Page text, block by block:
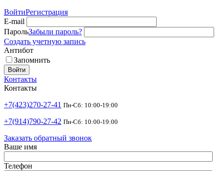
ВойтиРегистрация
E-mail
ПарольЗабыли пароль?
Создать учетную запись
Антибот
Запомнить
Войти
Контакты
Контакты
+7(423)270-27-41 Пн-Сб: 10:00-19:00
+7(914)790-27-42 Пн-Сб: 10:00-19:00
Заказать обратный звонок
Ваше имя
Телефон